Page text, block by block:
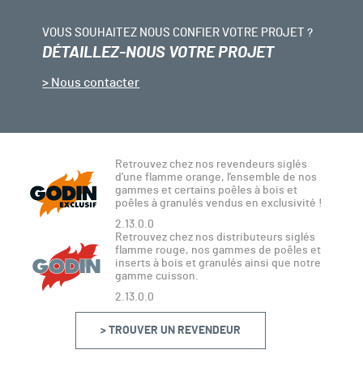
VOUS SOUHAITEZ NOUS CONFIER VOTRE PROJET ?
DÉTAILLEZ-NOUS VOTRE PROJET
Nous contacter
Retrouvez chez nos revendeurs siglés
d’une flamme orange, l’ensemble de nos
gammes et certains poêles à bois et
poêles à granulés vendus en exclusivité !
2.13.0.0
Retrouvez chez nos distributeurs siglés
flamme rouge, nos gammes de poêles et
inserts à bois et granulés ainsi que notre
gamme cuisson.
2.13.0.0
> TROUVER UN REVENDEUR